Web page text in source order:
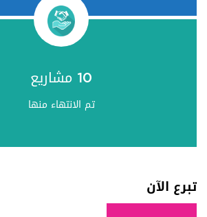
10 مشاريع
تم الانتهاء منها
تبرع الآن